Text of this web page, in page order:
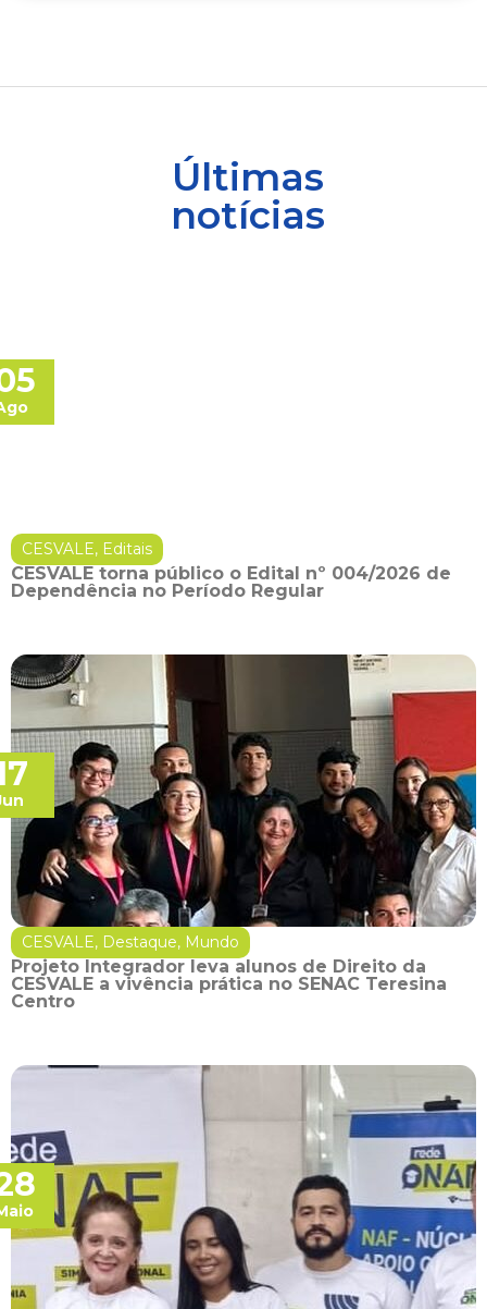
Últimas
notícias
CESVALE, Editais
CESVALE torna público o Edital nº 004/2026 de
Dependência no Período Regular
CESVALE, Destaque, Mundo
Projeto Integrador leva alunos de Direito da
CESVALE a vivência prática no SENAC Teresina
Centro